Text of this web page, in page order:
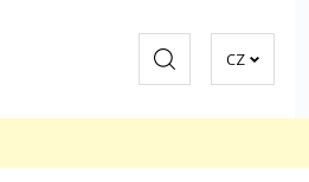
CZHledat